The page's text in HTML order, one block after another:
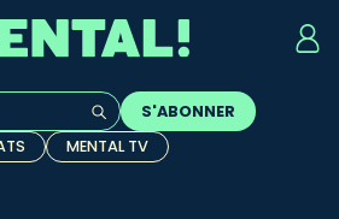
l'auto-complétion sont
S'ABONNER
MENTAL TV